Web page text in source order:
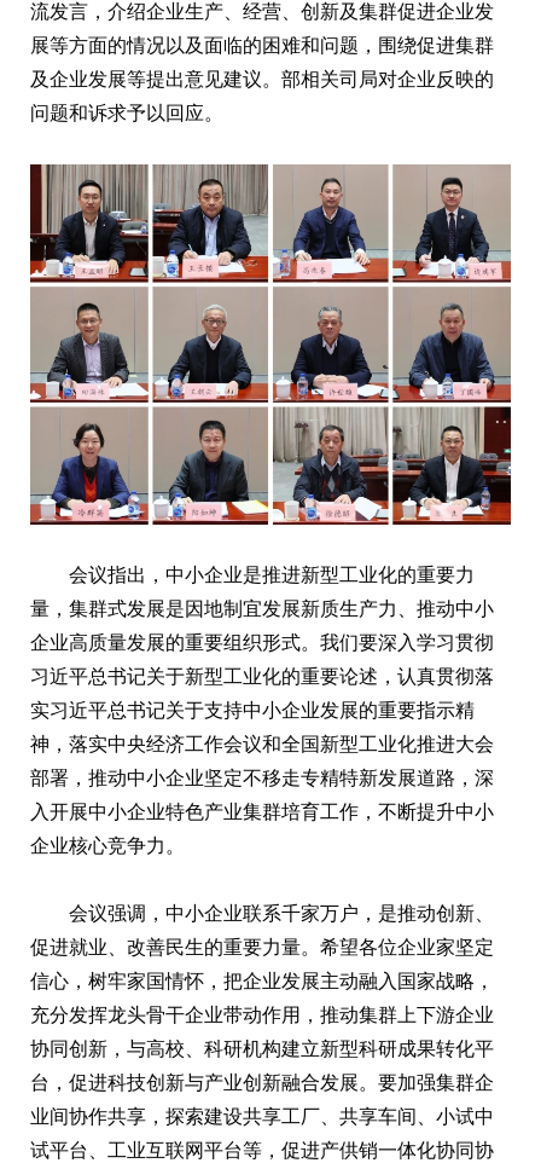
流发言，介绍企业生产、经营、创新及集群促进企业发
展等方面的情况以及面临的困难和问题，围绕促进集群
及企业发展等提出意见建议。部相关司局对企业反映的
问题和诉求予以回应。
会议指出，中小企业是推进新型工业化的重要力
量，集群式发展是因地制宜发展新质生产力、推动中小
企业高质量发展的重要组织形式。我们要深入学习贯彻
习近平总书记关于新型工业化的重要论述，认真贯彻落
实习近平总书记关于支持中小企业发展的重要指示精
神，落实中央经济工作会议和全国新型工业化推进大会
部署，推动中小企业坚定不移走专精特新发展道路，深
入开展中小企业特色产业集群培育工作，不断提升中小
企业核心竞争力。
会议强调，中小企业联系千家万户，是推动创新、
促进就业、改善民生的重要力量。希望各位企业家坚定
信心，树牢家国情怀，把企业发展主动融入国家战略，
充分发挥龙头骨干企业带动作用，推动集群上下游企业
协同创新，与高校、科研机构建立新型科研成果转化平
台，促进科技创新与产业创新融合发展。要加强集群企
业间协作共享，探索建设共享工厂、共享车间、小试中
试平台、工业互联网平台等，促进产供销一体化协同协